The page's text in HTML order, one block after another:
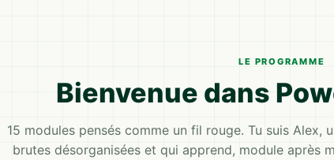
LE PROGRAMME
Bienvenue dans
15 modules pensés comme un fil rouge. Tu suis Alex,
brutes désorganisées et qui apprend, module après